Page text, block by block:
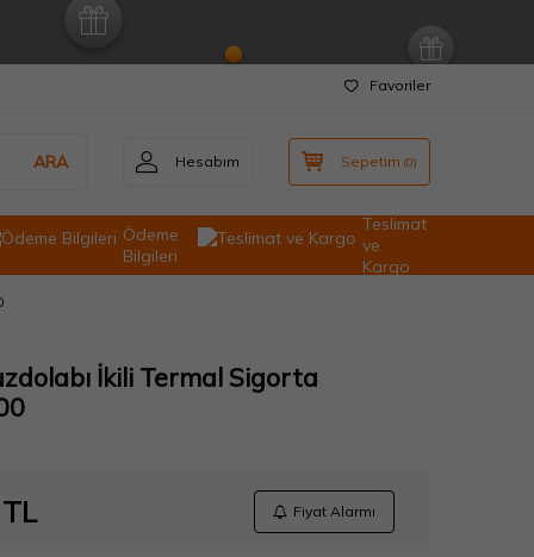
Favoriler
ARA Hesabım Sepetim (0)
Ödeme
Bilgileri
Teslimat
ve
Kargo
İkili Termal Sigorta
TL Fiyat Alarmı